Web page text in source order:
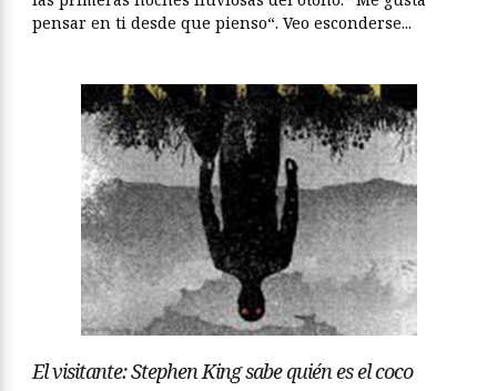
pensar en ti desde que pienso“. Veo esconderse...
El visitante: Stephen King sabe quién es el coco